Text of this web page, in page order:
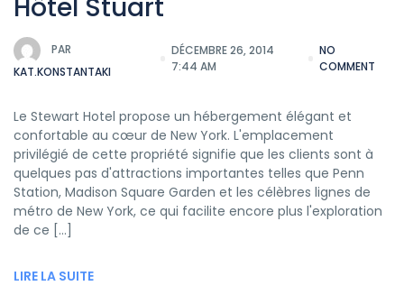
Hôtel Stuart
PAR
KAT.KONSTANTAKI
DÉCEMBRE 26, 2014
7:44 AM
NO
COMMENT
Le Stewart Hotel propose un hébergement élégant et
confortable au cœur de New York. L'emplacement
privilégié de cette propriété signifie que les clients sont à
quelques pas d'attractions importantes telles que Penn
Station, Madison Square Garden et les célèbres lignes de
métro de New York, ce qui facilite encore plus l'exploration
de ce […]
LIRE LA SUITE